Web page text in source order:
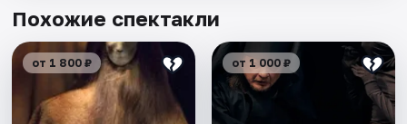
Похожие спектакли
от 1 800 ₽ от 1 000 ₽